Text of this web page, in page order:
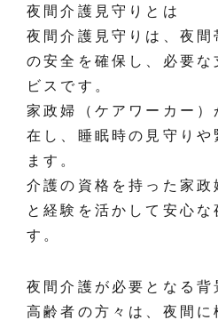
夜間介護見守りとは
夜間介護見守りは、夜
の安全を確保し、必要な
ビスです。
家政婦（ケアワーカー
在し、睡眠時の見守りや
ます。
介護の資格を持った家
と経験を活かして安心な
す。
夜間介護が必要となる背
高齢者の方々は、夜間に